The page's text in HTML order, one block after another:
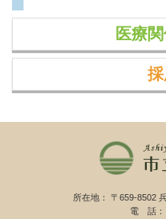
医療
所在地： 〒659-8502
電 話：